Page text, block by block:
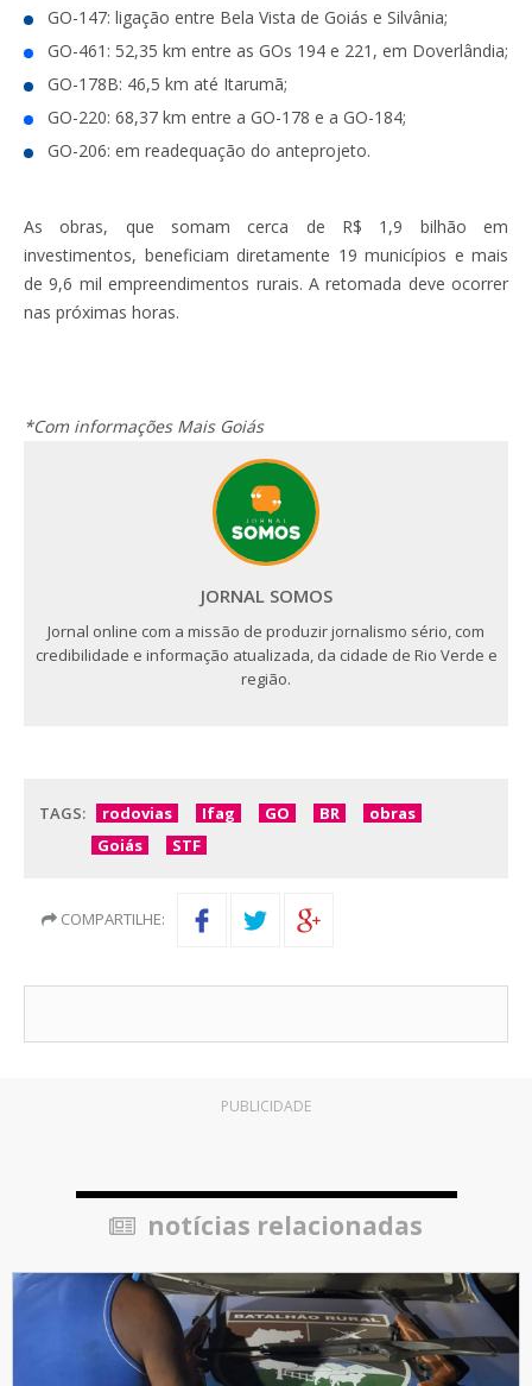
GO-147: ligação entre Bela Vista de Goiás e Silvânia;
GO-461: 52,35 km entre as GOs 194 e 221, em Doverlândia;
GO-178B: 46,5 km até Itarumã;
GO-220: 68,37 km entre a GO-178 e a GO-184;
GO-206: em readequação do anteprojeto.
As obras, que somam cerca de R$ 1,9 bilhão em
investimentos, beneficiam diretamente 19 municípios e mais
de 9,6 mil empreendimentos rurais. A retomada deve ocorrer
nas próximas horas.
*Com informações Mais Goiás
JORNAL SOMOS
Jornal online com a missão de produzir jornalismo sério, com
credibilidade e informação atualizada, da cidade de Rio Verde e
região.
TAGS: rodovias Ifag GO BR
obras
Goiás
STF
COMPARTILHE:
PUBLICIDADE
notícias relacionadas